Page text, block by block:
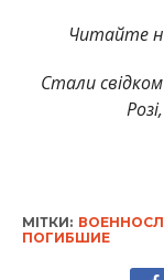
Читайте
Стали
МІТКИ:
ПОГИБШИЕ